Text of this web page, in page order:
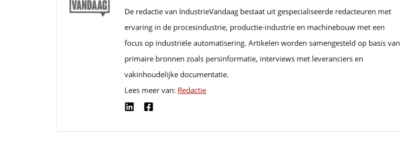
De redactie van IndustrieVandaag bestaat uit gespecialiseerde redacteuren met
ervaring in de procesindustrie, productie-industrie en machinebouw met een
focus op industriële automatisering. Artikelen worden samengesteld op basis van
primaire bronnen zoals persinformatie, interviews met leveranciers en
vakinhoudelijke documentatie.
Lees meer van: Redactie